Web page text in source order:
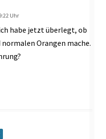
Uhr
habe jetzt überlegt, ob
Orangen mache.